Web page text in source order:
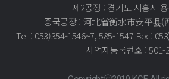
제2공장 : 경기도 시흥시
중국공장 : 河北省衡水市安平县(
Tel : 053)354-1546~7, 585-1547 Fax :
사업자등록번호 : 501-